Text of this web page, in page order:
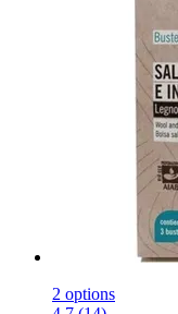
2 options